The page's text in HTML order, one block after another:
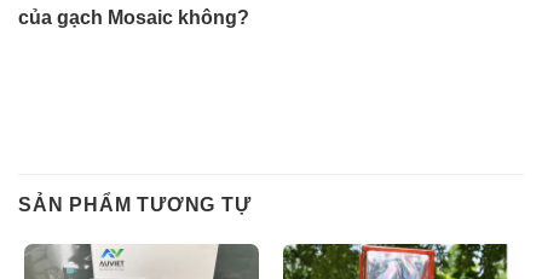
của gạch Mosaic không?
SẢN PHẨM TƯƠNG TỰ